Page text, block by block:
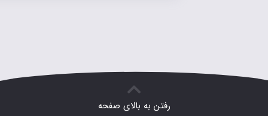
رفتن به بالای صفحه